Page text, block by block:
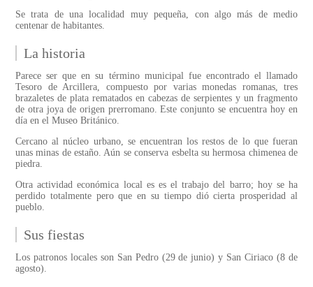
Se trata de una localidad muy pequeña, con algo más de medio
centenar de habitantes.
La historia
Parece ser que en su término municipal fue encontrado el llamado
Tesoro de Arcillera, compuesto por varias monedas romanas, tres
brazaletes de plata rematados en cabezas de serpientes y un fragmento
de otra joya de origen prerromano. Este conjunto se encuentra hoy en
día en el Museo Británico.
Cercano al núcleo urbano, se encuentran los restos de lo que fueran
unas minas de estaño. Aún se conserva esbelta su hermosa chimenea de
piedra.
Otra actividad económica local es es el trabajo del barro; hoy se ha
perdido totalmente pero que en su tiempo dió cierta prosperidad al
pueblo.
Sus fiestas
Los patronos locales son San Pedro (29 de junio) y San Ciriaco (8 de
agosto).